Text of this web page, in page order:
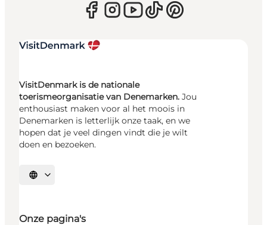
VisitDenmark is de nationale
toerismeorganisatie van Denemarken. Jou
enthousiast maken voor al het moois in
Denemarken is letterlijk onze taak, en we
hopen dat je veel dingen vindt die je wilt
doen en bezoeken.
Selecteer taal
Onze pagina's